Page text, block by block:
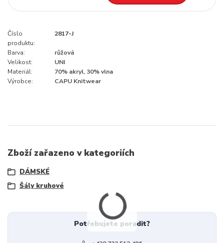
Číslo
produktu:
2817-J
Barva:
růžová
Velikost:
UNI
Materiál:
70% akryl, 30% vlna
Výrobce:
CAPU Knitwear
Zboží zařazeno v kategoriích
DÁMSKÉ
Šály kruhové
Potřebujete poradit?